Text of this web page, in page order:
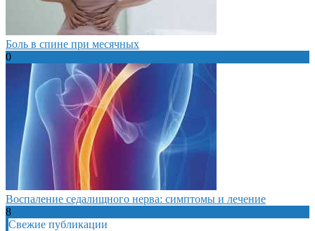
Боль в спине при месячных
0
Воспаление седалищного нерва: симптомы и лечение
8
Свежие публикации